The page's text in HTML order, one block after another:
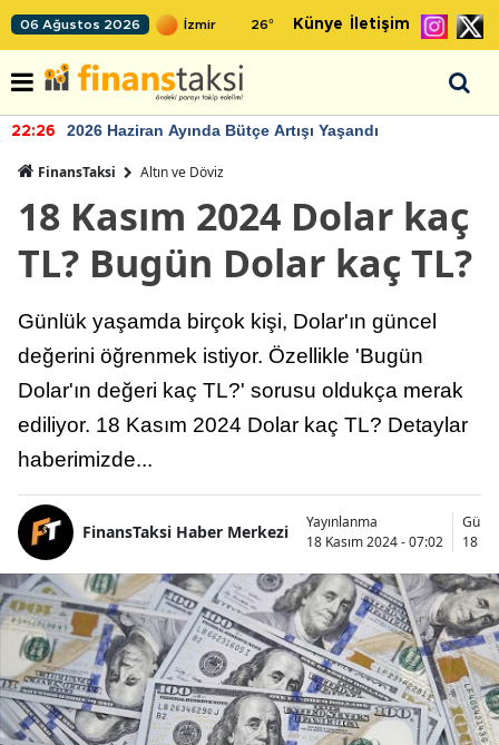
06 Ağustos 2026 26° Künye İletişim
22:26 2026 Haziran Ayında Bütçe Artışı Yaşandı
FinansTaksi Altın ve Döviz
18 Kasım 2024 Dolar kaç
TL? Bugün Dolar kaç TL?
Günlük yaşamda birçok kişi, Dolar'ın güncel
değerini öğrenmek istiyor. Özellikle 'Bugün
Dolar'ın değeri kaç TL?' sorusu oldukça merak
ediliyor. 18 Kasım 2024 Dolar kaç TL? Detaylar
haberimizde...
FinansTaksi Haber Merkezi
Yayınlanma
18 Kasım 2024 - 07:02
18